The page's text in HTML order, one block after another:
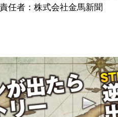
任者：株式会社金馬新聞